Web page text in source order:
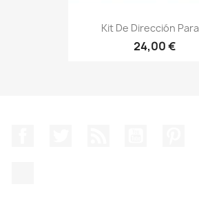
Kit De Dirección
24,00 €